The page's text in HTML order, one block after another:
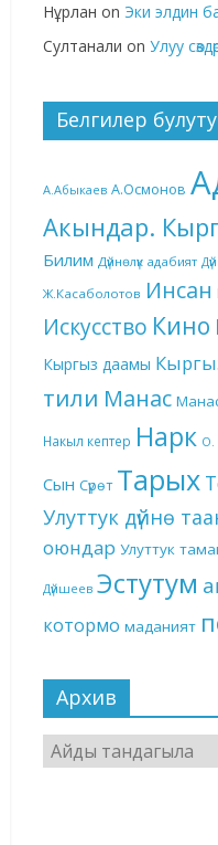
Нұрлан on Эки элдин
Султанали on Улуу
Белгилер булуту
А.Абыкаев А.Осмонов
Акындар.
Билим Дүйнөлүк адабият
Ж.Касаболотов Инсан
Искусство Кино
Кыргыз даамы
тили Манас
Накыл кептер Нарк О.
Сын Сүрөт Тарых
Улуттук дүйнө
оюндар Улуттук
Дүйшеев Эстутум
котормо маданият
Архив
Архив